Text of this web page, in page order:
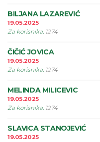
BILJANA LAZAREVIĆ
19.05.2025
Za korisnika: 1274
ČIČIĆ JOVICA
19.05.2025
Za korisnika: 1274
MELINDA MILICEVIC
19.05.2025
Za korisnika: 1274
SLAVICA STANOJEVIĆ
19.05.2025